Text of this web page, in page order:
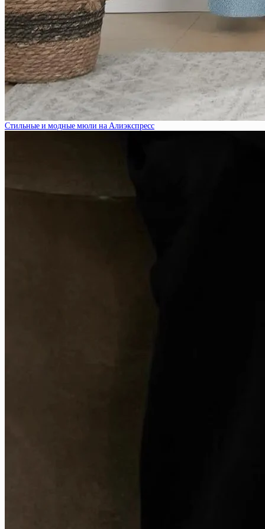
Стильные и модные мюли на Алиэкспресс